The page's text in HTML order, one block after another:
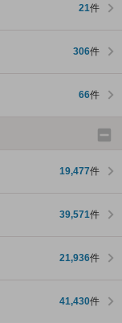
21件
306件
66件
19,477件
39,571件
21,936件
41,430件